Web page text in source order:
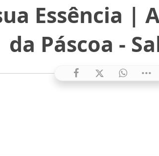
Essência |
da Páscoa -